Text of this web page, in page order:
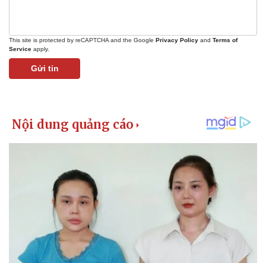
This site is protected by reCAPTCHA and the Google Privacy Policy and Terms of
Service apply.
Gửi tin